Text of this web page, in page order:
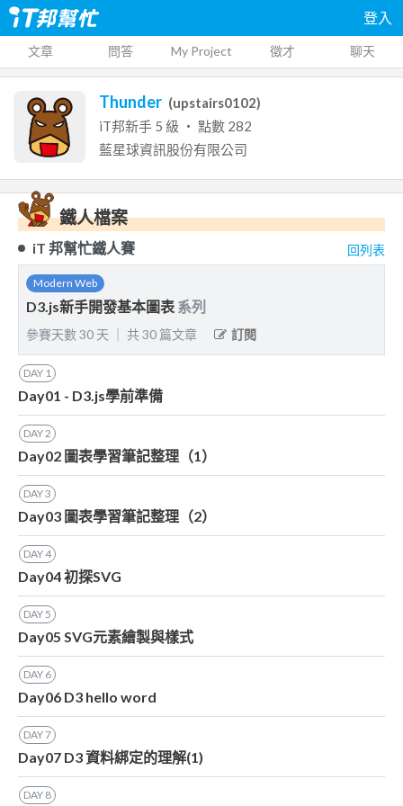
登入
文章 問答 My Project 徵才 聊天
Thunder (upstairs0102)
iT邦新手 5 級 ‧ 點數 282
藍星球資訊股份有限公司
鐵人檔案
iT 邦幫忙鐵人賽 回列表
Modern Web
D3.js新手開發基本圖表 系列
參賽天數30 天 共30 篇文章 訂閱
DAY 1
Day01 - D3.js學前準備
DAY2
Day02 圖表學習筆記整理（1）
DAY3
Day03 圖表學習筆記整理（2）
DAY4
Day04 初探SVG
DAY5
Day05 SVG元素繪製與樣式
DAY 6
Day06 D3 hello word
DAY7
Day07 D3 資料綁定的理解(1)
DAY 8